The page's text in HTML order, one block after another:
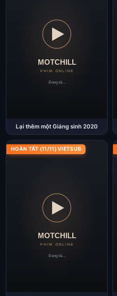
Lại thêm một Giáng sinh 2020
HOÀN TẤT (11/11) VIETSUB